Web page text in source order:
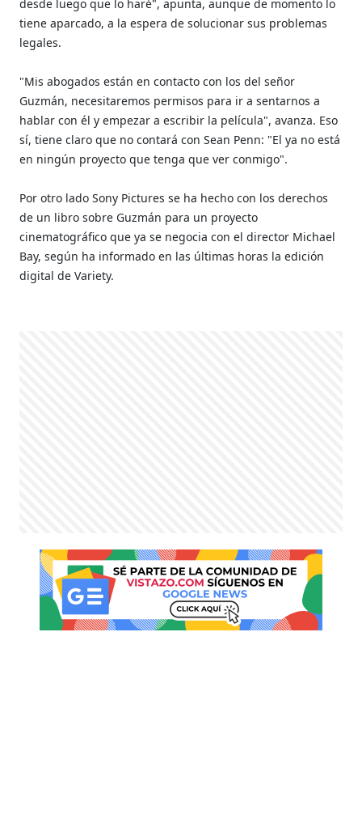
desde luego que lo haré", apunta, aunque de momento lo
tiene aparcado, a la espera de solucionar sus problemas
legales.
"Mis abogados están en contacto con los del señor
Guzmán, necesitaremos permisos para ir a sentarnos a
hablar con él y empezar a escribir la película", avanza. Eso
sí, tiene claro que no contará con Sean Penn: "El ya no está
en ningún proyecto que tenga que ver conmigo".
Por otro lado Sony Pictures se ha hecho con los derechos
de un libro sobre Guzmán para un proyecto
cinematográfico que ya se negocia con el director Michael
Bay, según ha informado en las últimas horas la edición
digital de Variety.